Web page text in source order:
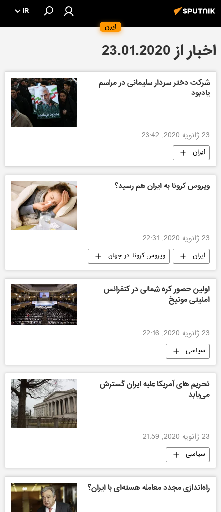
ایران
IR
اخبار از 23.01.2020
شرکت دختر سردار سلیمانی در مراسم
یادبود
23 ژانویه 2020, 23:42
ایران
ویروس کرونا به ایران هم رسید؟
23 ژانویه 2020, 22:31
ایران ویروس کرونا در جهان
اولین حضور کره شمالی در کنفرانس
امنیتی مونیخ
23 ژانویه 2020, 22:16
سیاسی
تحریم های آمریکا علیه ایران گسترش
می‌یابد
23 ژانویه 2020, 21:59
سیاسی
راه‌اندازی مجدد معامله هسته‌ای با ایران؟